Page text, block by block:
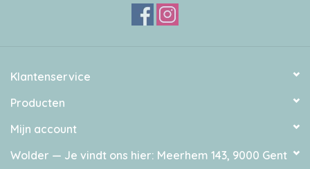
bepalen meet je dus je borstomtrek en tel je hier 0 tot 5 cm bij.
Klantenservice
Producten
Mijn account
Wolder — Je vindt ons hier: Meerhem 143, 9000 Gent